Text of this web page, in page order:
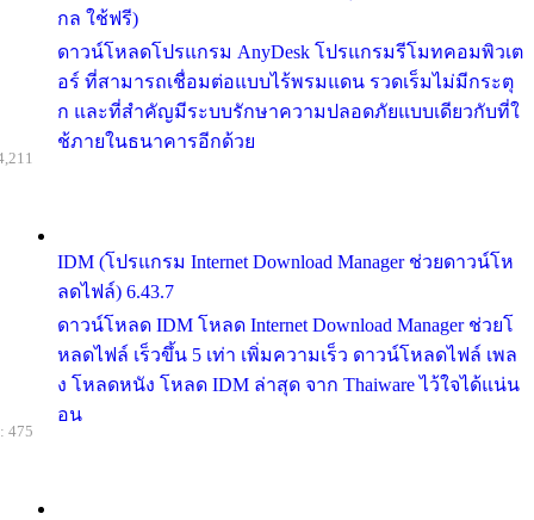
กล ใช้ฟรี)
ดาวน์โหลดโปรแกรม AnyDesk โปรแกรมรีโมทคอมพิวเต
อร์ ที่สามารถเชื่อมต่อแบบไร้พรมแดน รวดเร็มไม่มีกระตุ
ก และที่สำคัญมีระบบรักษาความปลอดภัยแบบเดียวกับที่ใ
ช้ภายในธนาคารอีกด้วย
IDM (โปรแกรม Internet Download Manager ช่วยดาวน์โห
ลดไฟล์) 6.43.7
ดาวน์โหลด IDM โหลด Internet Download Manager ช่วยโ
หลดไฟล์ เร็วขึ้น 5 เท่า เพิ่มความเร็ว ดาวน์โหลดไฟล์ เพล
ง โหลดหนัง โหลด IDM ล่าสุด จาก Thaiware ไว้ใจได้แน่น
อน
475